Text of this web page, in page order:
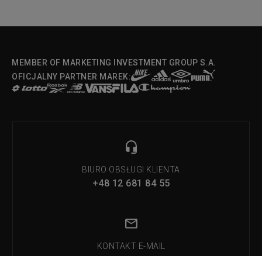
MEMBER OF MARKETING INVESTMENT GROUP S.A.
OFICJALNY PARTNER MAREK:
BIURO OBSŁUGI KLIENTA
+48 12 681 84 55
KONTAKT E-MAIL